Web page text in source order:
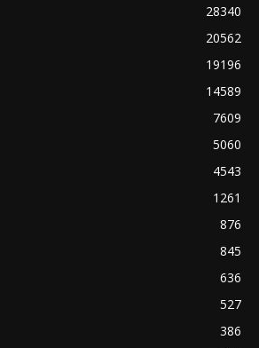
28340
20562
19196
14589
7609
5060
4543
1261
876
845
636
527
386